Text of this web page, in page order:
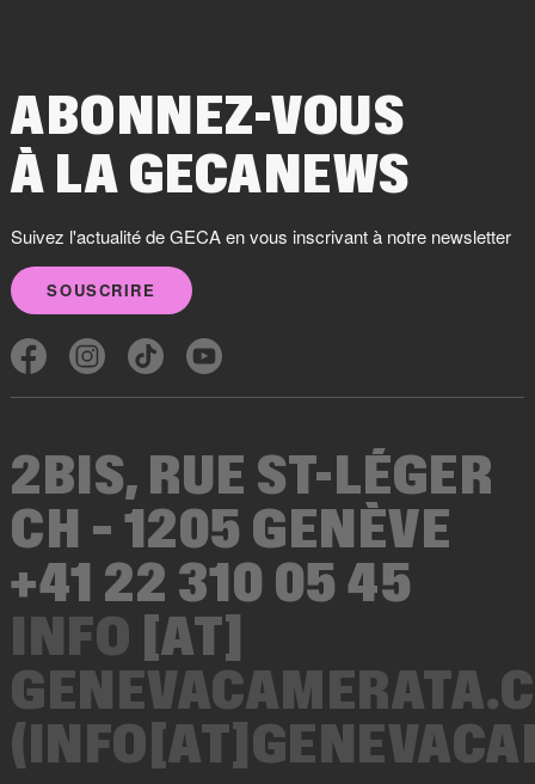
ABONNEZ-VOUS
À LA GECANEWS
Suivez l'actualité de GECA en vous inscrivant à notre newsletter
SOUSCRIRE
2BIS, RUE ST-LÉGER
CH – 1205 GENÈVE
+41 22 310 05 45
INFO [AT]